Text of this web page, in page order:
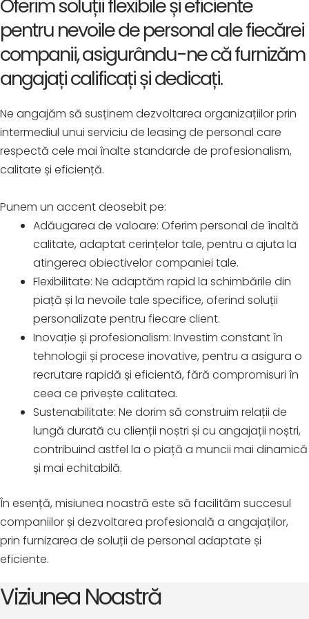
Oferim soluții flexibile și eficiente
pentru nevoile de personal ale fiecărei
companii, asigurându-ne că furnizăm
angajați calificați și dedicați.
Ne angajăm să susținem dezvoltarea organizațiilor prin
intermediul unui serviciu de leasing de personal care
respectă cele mai înalte standarde de profesionalism,
calitate și eficiență.
Punem un accent deosebit pe:
Adăugarea de valoare: Oferim personal de înaltă
calitate, adaptat cerințelor tale, pentru a ajuta la
atingerea obiectivelor companiei tale.
Flexibilitate: Ne adaptăm rapid la schimbările din
piață și la nevoile tale specifice, oferind soluții
personalizate pentru fiecare client.
Inovație și profesionalism: Investim constant în
tehnologii și procese inovative, pentru a asigura o
recrutare rapidă și eficientă, fără compromisuri în
ceea ce privește calitatea.
Sustenabilitate: Ne dorim să construim relații de
lungă durată cu clienții noștri și cu angajații noștri,
contribuind astfel la o piață a muncii mai dinamică
și mai echitabilă.
În esență, misiunea noastră este să facilităm succesul
companiilor și dezvoltarea profesională a angajaților,
prin furnizarea de soluții de personal adaptate și
eficiente.
Viziunea Noastră